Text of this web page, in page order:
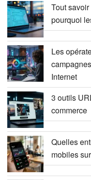
Tout
pourquoi
Les
Internet
3 outils
commerce
Quelles
mobiles